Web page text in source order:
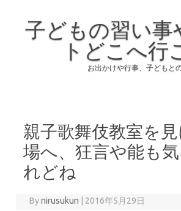
子どもの習い事
トどこへ行
お出かけや行事、子どもと
親子歌舞伎教室を見
場へ、狂言や能も
れどね
Bynirusukun 2016年5月29日